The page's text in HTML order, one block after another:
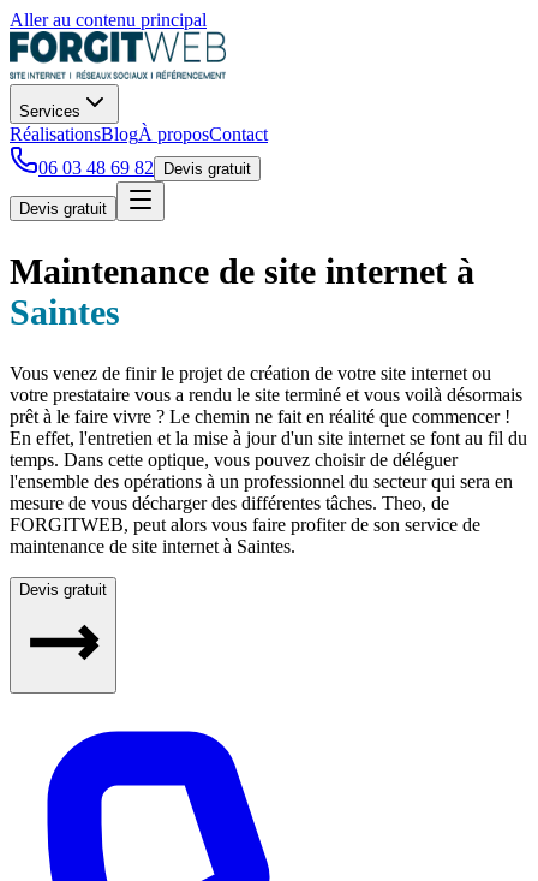
Aller au contenu principal
Services
RéalisationsBlogÀ proposContact
06 03 48 69 82
Devis gratuit
Devis gratuit
Maintenance de site internet à
Saintes
Vous venez de finir le projet de création de votre site internet ou
votre prestataire vous a rendu le site terminé et vous voilà désormais
prêt à le faire vivre ? Le chemin ne fait en réalité que commencer !
En effet, l'entretien et la mise à jour d'un site internet se font au fil du
temps. Dans cette optique, vous pouvez choisir de déléguer
l'ensemble des opérations à un professionnel du secteur qui sera en
mesure de vous décharger des différentes tâches. Theo, de
FORGITWEB, peut alors vous faire profiter de son service de
maintenance de site internet à Saintes.
Devis gratuit